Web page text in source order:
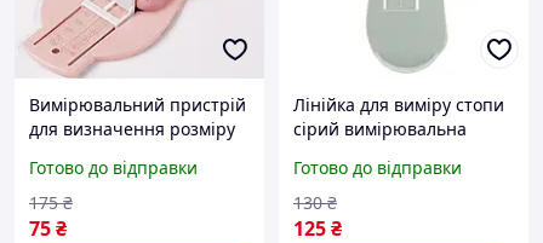
Вимірювальний пристрій
для визначення розміру
Готово до відправки
75₴
175 ₴
Лінійка для виміру стопи
сірий вимірювальна
8 років визначення
розміру взуття
Готово до відправки
125₴
130 ₴